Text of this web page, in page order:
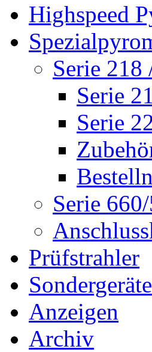
Highspeed
Serie 218
Serie
Serie
Serie
Prüfstrahler
Sondergeräte
Anzeigen
Archiv